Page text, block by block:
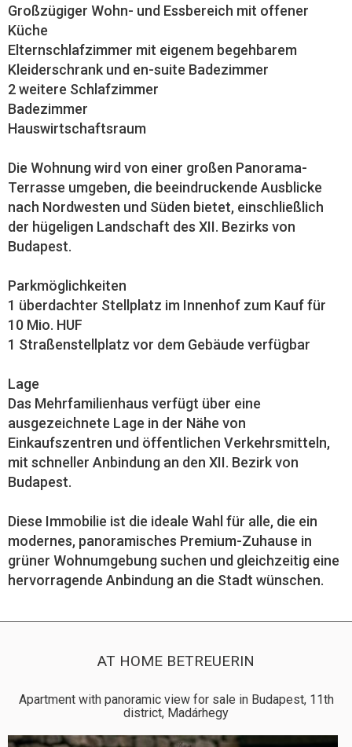
Großzügiger Wohn- und Essbereich mit offener
Küche
Elternschlafzimmer mit eigenem begehbarem
Kleiderschrank und en-suite Badezimmer
2 weitere Schlafzimmer
Badezimmer
Hauswirtschaftsraum
Die Wohnung wird von einer großen Panorama-
Terrasse umgeben, die beeindruckende Ausblicke
nach Nordwesten und Süden bietet, einschließlich
der hügeligen Landschaft des XII. Bezirks von
Budapest.
Parkmöglichkeiten
1 überdachter Stellplatz im Innenhof zum Kauf für
10 Mio. HUF
1 Straßenstellplatz vor dem Gebäude verfügbar
Lage
Das Mehrfamilienhaus verfügt über eine
ausgezeichnete Lage in der Nähe von
Einkaufszentren und öffentlichen Verkehrsmitteln,
mit schneller Anbindung an den XII. Bezirk von
Budapest.
Diese Immobilie ist die ideale Wahl für alle, die ein
modernes, panoramisches Premium-Zuhause in
grüner Wohnumgebung suchen und gleichzeitig eine
hervorragende Anbindung an die Stadt wünschen.
AT HOME BETREUERIN
Apartment with panoramic view for sale in Budapest, 11th
district, Madárhegy